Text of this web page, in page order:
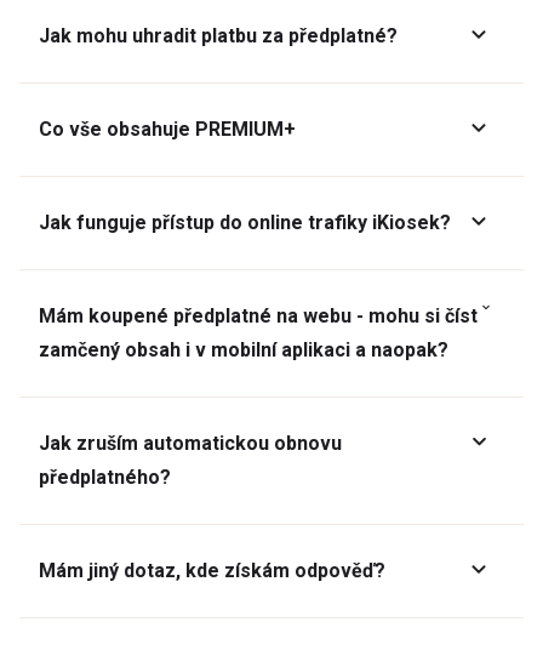
Jak mohu uhradit platbu za předplatné?
Co vše obsahuje PREMIUM+
Jak funguje přístup do online trafiky iKiosek?
Mám koupené předplatné na webu - mohu si číst
zamčený obsah i v mobilní aplikaci a naopak?
Jak zruším automatickou obnovu
předplatného?
Mám jiný dotaz, kde získám odpověď?